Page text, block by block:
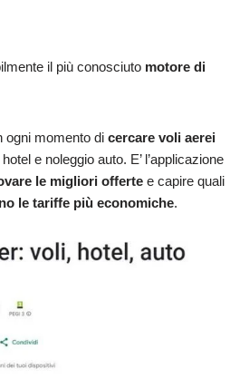
il più conosciuto motore di
ogni momento di cercare voli aerei
e noleggio auto. E’ l’applicazione
le migliori offerte e capire quali
le tariffe più economiche.